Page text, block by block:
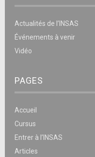
Actualités de l’INSAS
Événements à venir
Vidéo
PAGES
Accueil
Cursus
Entrer à l’INSAS
Articles